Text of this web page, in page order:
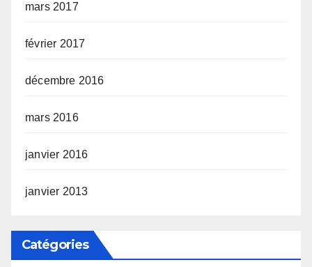
mars 2017
février 2017
décembre 2016
mars 2016
janvier 2016
janvier 2013
Catégories